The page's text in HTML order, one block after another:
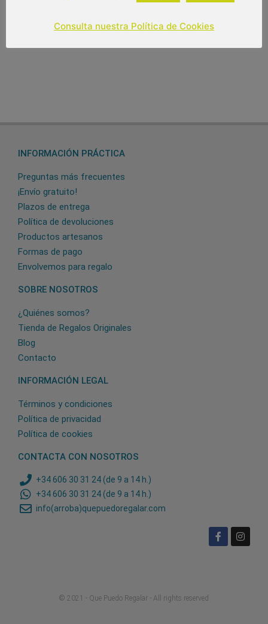
11,00€
INFORMACIÓN PRÁCTICA
Preguntas más frecuentes
¡Envío gratuito!
Plazos de entrega
Política de devoluciones
Productos artesanos
Formas de pago
Envolvemos para regalo
SOBRE NOSOTROS
¿Quiénes somos?
Tienda de Regalos Originales
Blog
Contacto
INFORMACIÓN LEGAL
Términos y condiciones
Política de privacidad
Política de cookies
CONTACTA CON NOSOTROS
+34 606 30 31 24 (de 9 a 14 h.)
+34 606 30 31 24 (de 9 a 14 h.)
info(arroba)quepuedoregalar.com
© 2021 - Que Puedo Regalar - All rights reserved
Consulta nuestra Política de Cookies